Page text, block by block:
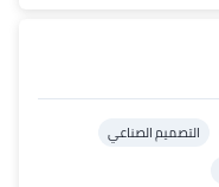
التصميم الصناعي